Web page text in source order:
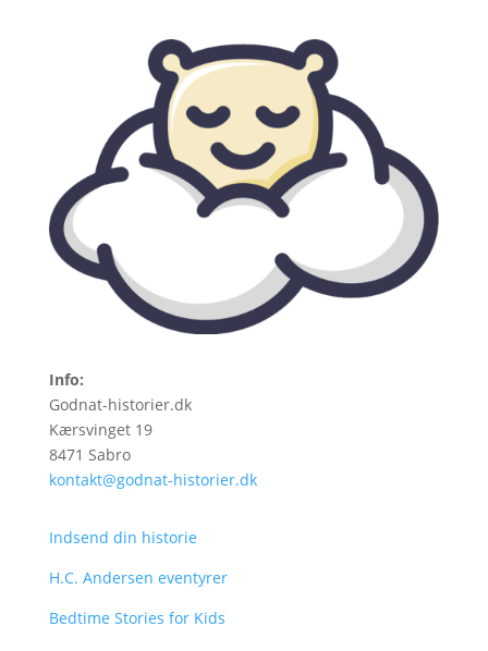
Info:
Godnat-historier.dk
Kærsvinget 19
8471 Sabro
kontakt@godnat-historier.dk
Indsend din historie
H.C. Andersen eventyrer
Bedtime Stories for Kids